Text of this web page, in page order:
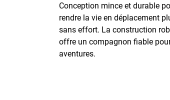
Conception mince et durable
rendre la vie en déplacement
sans effort. La construction
offre un compagnon fiable
aventures.